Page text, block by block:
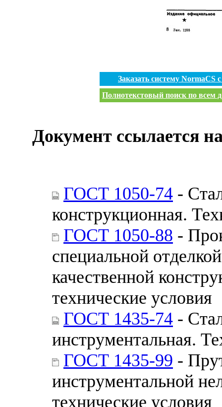
Заказать систему
Полнотекстовый поиск по всем
Документ ссылается
ГОСТ 1050-74 -
конструкционная.
ГОСТ 1050-88 -
специальной
качественной
технические условия
ГОСТ 1435-74 -
инструментальная.
ГОСТ 1435-99 -
инструментальной
технические условия